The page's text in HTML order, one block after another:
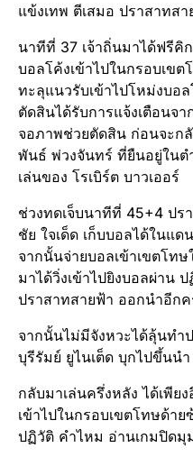
แข้งเทพ ตีเสมอ ปราสาทสา
นาทีที่ 37 เจ้าถิ่นมาได้ฟรีคิ
บอลโค้งเข้าไปในกรอบเข
ทะลุแนวรับเข้าไปโหม่งบอ
ตัดสินได้รับการแจ้งเตือนจา
จอภาพช่วยตัดสิน ก่อนจะก
พันธ์ พ่วงจันทร์ ที่ยืนอยู่ในต
เล่นของ โรเบิร์ต บาวเออร์
ช่วงทดเจ็บนาทีที่ 45+4 ปร
ชัย ใจเด็ด เก็บบอลได้ในแ
จากนั้นจ่ายบอลเข้าเขตโท
มาได้วิ่งเข้าไปยิงบอลผ่าน
ปราสาทสายฟ้า ออกนำอีกค
จากนั้นไม่มีจังหวะได้ลุ้นทำ
บุรีรัมย์ ยูไนเต็ด บุกไปขึ้นน
กลับมาเล่นครึ่งหลัง ได้เพีย
เข้าไปในกรอบเขตโทษด้า
ปฏิวัติ คำไหม อ่านเกมปิดมุ